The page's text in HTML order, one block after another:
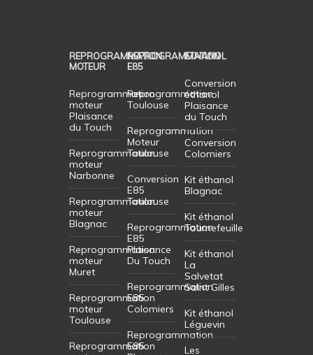
REPROGRAMMATION
MOTEUR
Reprogrammation
moteur
Plaisance
du Touch
Reprogrammation
moteur
Narbonne
Reprogrammation
moteur
Blagnac
Reprogrammation
moteur
Muret
Reprogrammation
moteur
Toulouse
Reprogrammation
REPROGRAMMATION
E85
Reprogrammation
Toulouse
Reprogrammation
Moteur
Toulouse
Conversion
E85
Toulouse
Reprogrammation
E85
Plaisance
Du Touch
Reprogrammation
E85
Colomiers
Reprogrammation
E85
ETHANOL
Conversion
éthanol
Plaisance
du Touch
Conversion
Colomiers
Kit éthanol
Blagnac
Kit éthanol
Tournefeuille
Kit éthanol
La
Salvetat
Saint Gilles
Kit éthanol
Léguevin
Les